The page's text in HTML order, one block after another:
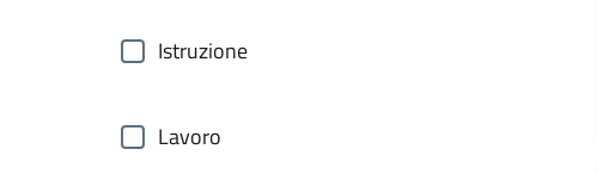
Istruzione
Lavoro